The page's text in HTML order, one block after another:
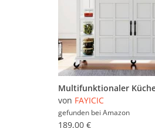
von FAYICIC
gefunden bei Amazon
189,00 €